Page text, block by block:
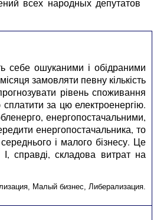
себе ошуканими і обідраними
замовляти певну кількість
рівень споживання
за цю електроенергію.
енергопостачальними,
енергопостачальника, то
і малого бізнесу. Це
справді, складова витрат на
, Малый бизнес, Либерализация.